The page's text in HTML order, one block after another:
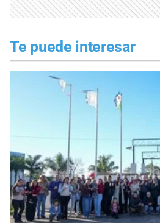
Te puede interesar